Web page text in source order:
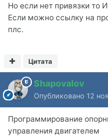
Но если нет привязки
Если можно ссылку на
плс.
Цитата
Shapovalov
Опубликовано 12
Программирование
управления двигателем